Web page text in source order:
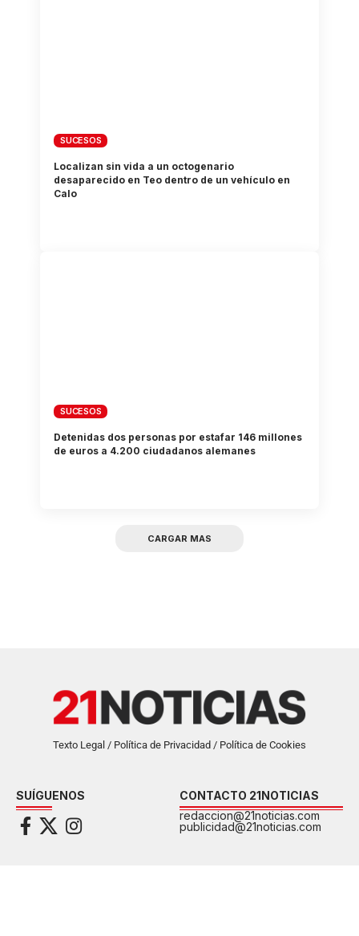
SUCESOS
Localizan sin vida a un octogenario
desaparecido en Teo dentro de un vehículo en
Calo
SUCESOS
Detenidas dos personas por estafar 146 millones
de euros a 4.200 ciudadanos alemanes
CARGAR MAS
Texto Legal / Política de Privacidad / Política de Cookies
SUÍGUENOS
CONTACTO 21NOTICIAS
redaccion@21noticias.com
publicidad@21noticias.com